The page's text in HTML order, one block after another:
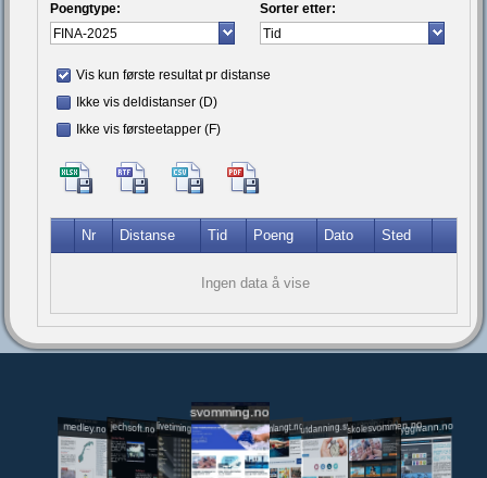
Poengtype: Sorter etter:
Vis kun første resultat pr distanse
Ikke vis deldistanser (D)
Ikke vis førsteetapper (F)
Nr Distanse Tid Poeng Dato Sted
Ingen data å vise
medley.no jechsoft.nolivetiming.medley.no
svomming.no
svomlangt.noutdanning.svomming.no
skolesvommen.notryggivann.no